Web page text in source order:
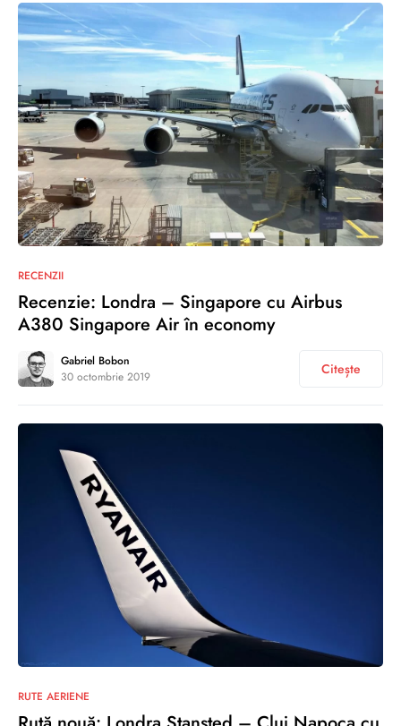
RECENZII
Recenzie: Londra – Singapore cu Airbus
A380 Singapore Air în economy
Gabriel Bobon
30 octombrie 2019
Citește
RUTE AERIENE